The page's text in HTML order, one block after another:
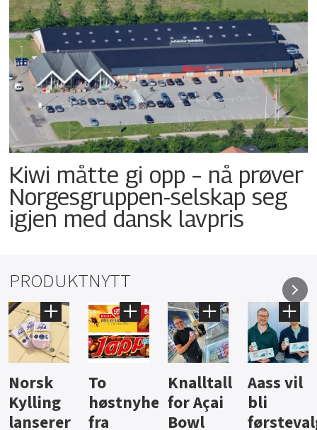
Kiwi måtte gi opp – nå prøver
Norgesgruppen-selskap seg
igjen med dansk lavpris
PRODUKTNYTT
Knalltall
for Açai
Bowl
Aass vil
bli
førstevalg
Brus og
jus fra
Berentsen
Hard
iste fra
Hansa